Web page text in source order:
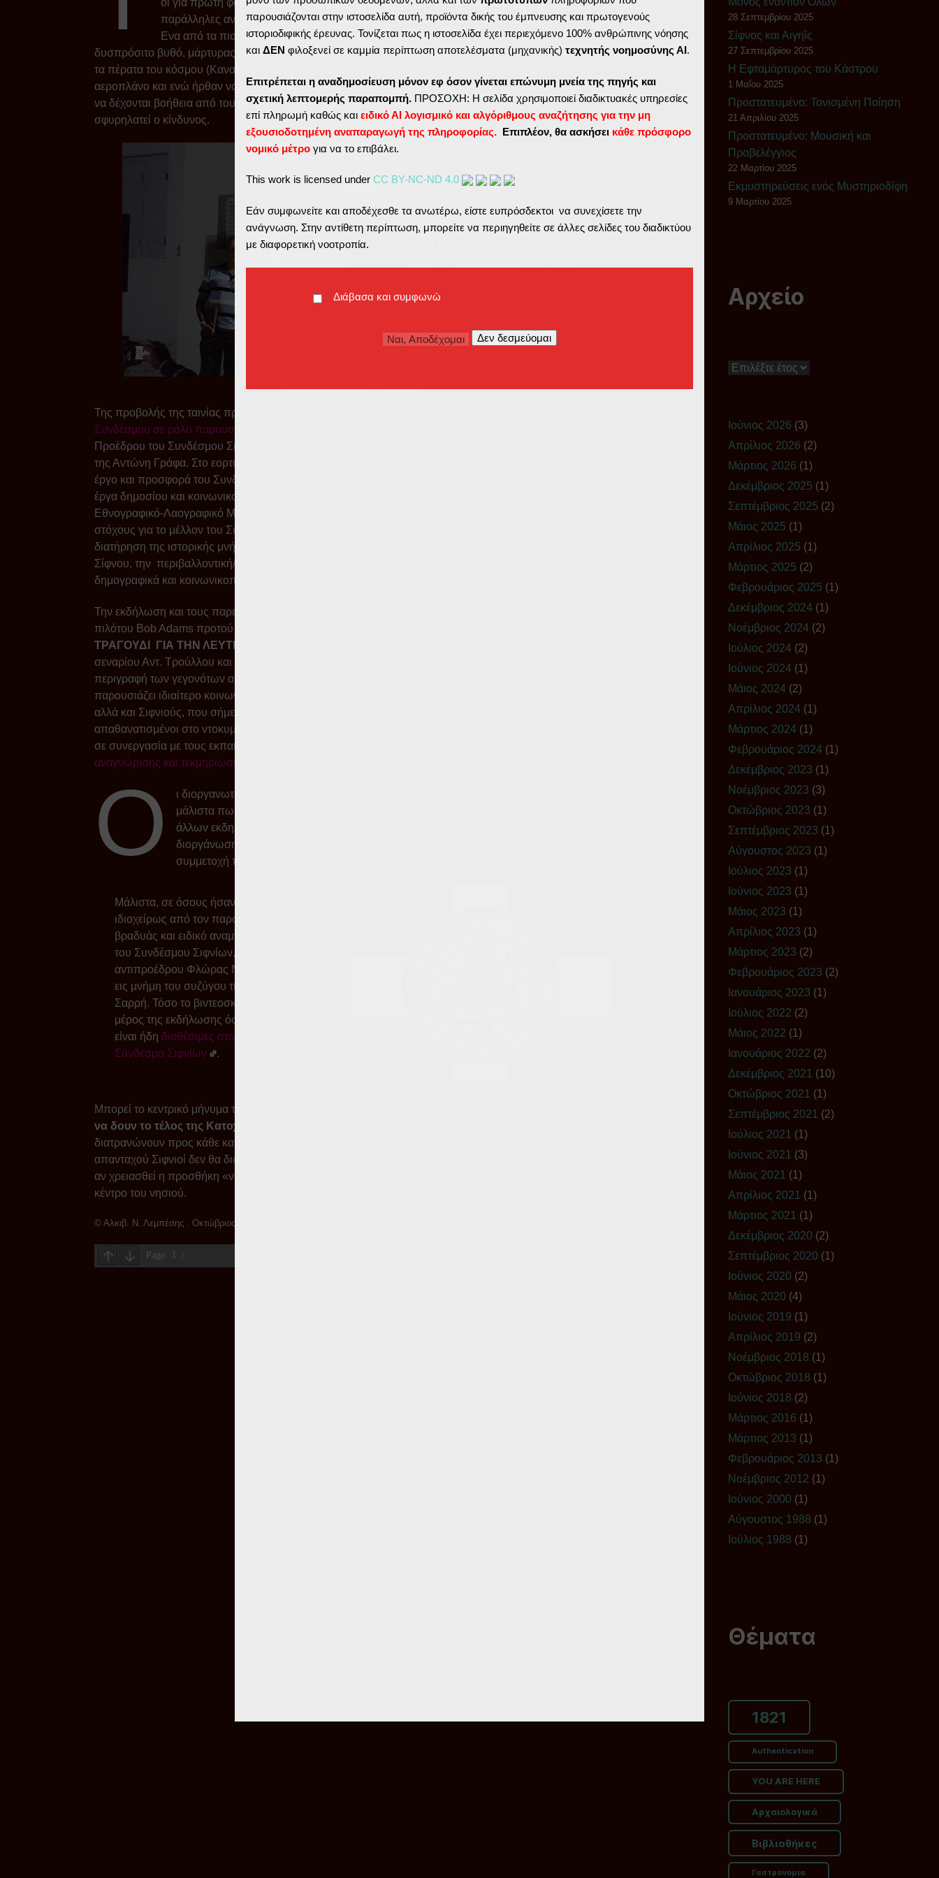
παράλληλες ανθρώπινες ιστορίες που συνεχίζονται μέχρι σήμερα ήσαν συγκλονιστικές.
Ενα από τα πιο καλοδιατηρημένα ναυάγια αεροπλάνου σε έναν ήρεμο αμμώδη αλλά
δυσπρόσιτο βυθό, μάρτυρας γεγονότων μιας άλλης εποχής. Και με επίκεντρο την Σίφνο, άνθρωποι από
τα πέρατα του κόσμου (Καναδάς, Βρεταννία, Αυστραλία) που ο πόλεμος τους έφερε πλήρωμα στο ίδιο
αεροπλάνο και ενώ ήρθαν να βοηθήσουν κάποιους μέχρι τότε αγνώστους σε αυτούς, βρέθηκαν οι ίδιοι
να δέχονται βοήθεια από τους «αγνώστους» και που έτσι πια γνωρίστηκαν με σχέσεις ζωής που
σφυρηλατεί ο κίνδυνος.
Άλκης Λεμπέσης & Αντ. Γ. Ζαμπέλης
Της προβολής της ταινίας προηγήθηκε σύντομο καλωσόρισμα από τον
Συνδέσμου σε ρόλο παρουσιαστή,
Προέδρου του Συνδέσμου Σιφνίων κ. Αντωνίου Ζαμπέλη και παρουσίαση της ταινίας από τον δημιουργό
της Αντώνη Γράφα. Στο εορταστικό μήνυμά του, ο Πρόεδρος του Συνδέσμου αναφέρθηκε στο γενικώτερο
έργο και προσφορά του Συνδέσμου Σιφνίων μέσα στο πέρασμα των 125 ετών απαριθμώντας πλείστα
έργα δημοσίου και κοινωνικού ενδιαφέροντος, μνημεία σαν το Πανσίφνιον Ηρώον, εκδόσεις, το
Εθνογραφικό-Λαογραφικό Μουσείο, το Αθλητικό Κέντρο κ.α. Ταυτόχρονα έθεσε και τους βασικούς
στόχους για το μέλλον του Συνδέσμου μέσα από την υιοθετημένη «Διακήρυξή» του που αφορούν την
διατήρηση της ιστορικής μνήμης, την ανάδειξη του αρχαιολογικού και πολιτιστικού αποτυπώματος της
Σίφνου, την περιβαλλοντική/οικιστική προστασία αλλά και κοινωνικές παρεμβάσεις μέσα σε ένα
δημογραφικά και κοινωνικοπολιτικά γοργά εξελισσόμενο τοπικό σύστημα.
Την εκδήλωση και τους παρευρισκόμενους χαιρέτησε με βιντεοσκοπημένο μήνυμα η κόρη του Καναδού
πιλότου Bob Adams προτού ακολουθήσει και η προβολή της ασπρόμαυρης ταινίας μικρού μήκους
ΤΡΑΓΟΥΔΙ ΓΙΑ ΤΗΝ ΛΕΥΤΕΡΙΑ
σεναρίου Αντ. Τρούλλου και υποτιτλισμό στα Ελληνικά από τον Σύνδεσμο Σιφνίων. Πέρα από την
περιγραφή των γεγονότων από τους ίδιους τους ήρωες του τότε, η αρχειακή ταινία αυτή σήμερα
παρουσιάζει ιδιαίτερο κοινωνικό ενδιαφέρον δεδομένου ότι αποτυπώνει όχι μόνον την Σίφνο του 1966
αλλά και Σιφνιούς, που σήμερα μπορεί να μην βρίσκονται πλέον εν ζωή, παραμένουν όμως
απαθανατισμένοι στο ντοκυμαντέρ. Με βάση μάλιστα την ταινία αυτή ο Σύνδεσμος Σιφνίων ήδη υλοποιεί
σε συνεργασία με τους εκπαιδευτικούς του νησιού
αναγνώρισης και τεκμηρίωσης των Σιφνιών της εποχής εκείνης.
Ο
ι διοργανωτές εκτιμούν πως η εκδήλωση στέφθηκε με πλήρη επιτυχία δεδομένου
μάλιστα πως αναγκάστηκαν από τις υγειονομικές περιστάσεις να ματαιώσουν σειρά
άλλων εκδηλώσεων που είχαν προγραμματιστεί για το καλοκαίρι. Η άρτια εθελοντική
διοργάνωση και τεχνική υποστήριξη από τα μέλη του Συνδέσμου αλλά και η μεγάλη
συμμετοχή των παρευρισκομένων επιβεβαιώνει την αίσθηση αυτή.
Μάλιστα, σε όσους ήσαν εκεί προσφέρθηκε
ιδιοχείρως από τον παρουσιαστή της
βραδυάς και ειδικό αναμνηστικό σημαιάκι
του Συνδέσμου Σιφνίων, προσφορά της
αντιπροέδρου Φλώρας Νερούτσου-Σαρρή
εις μνήμη του συζύγου της καθ. Νεοκλή
Σαρρή. Τόσο το βιντεοσκοπημένο πρώτο
μέρος της εκδήλωσης όσο και οι ταινίες
είναι ήδη διαθέσιμες στο διαδίκτυο από τον
Σύνδεσμο Σιφνίων
.
Μπορεί το κεντρικό μήνυμα της επετειακής εκδήλωσης να παραμένει πως
να δουν το τέλος της Κατοχής
διατρανώνουν προς κάθε κατεύθυνση επιβουλής πως σε περίπτωση μελλοντικών κινδύνων οι
απανταχού Σιφνιοί δεν θα διστάσουν να επαναλάβουν το παράδειγμα των προπατόρων τους, ακόμη και
αν χρειασθεί η προσθήκη «νέου» Ηρώου, ελλείψει χώρου στο ήδη ιστορικό μνημείο που κοσμεί το
κέντρο του νησιού.
© Αλκιβ. Ν. Λεμπέσης . Οκτώβριος 2020
28 Σεπτεμβρίου 2025
Σίφνος και Αιγηΐς
27 Σεπτεμβρίου 2025
Η Εφταμάρτυρος του Κάστρου
1 Μαΐου 2025
Πρoστατευμένο: Τονισμένη Ποίηση
21 Απριλίου 2025
Πρoστατευμένο: Μουσική και
Προβελέγγιος
22 Μαρτίου 2025
Εκμυστηρεύσεις ενός Μυστηριοδίφη
9 Μαρτίου 2025
Αρχείο
Ιστορικό
Ιούνιος 2026 (3)
Απρίλιος 2026 (2)
Μάρτιος 2026 (1)
Δεκέμβριος 2025 (1)
Σεπτέμβριος 2025 (2)
Μάιος 2025 (1)
Απρίλιος 2025 (1)
Μάρτιος 2025 (2)
Φεβρουάριος 2025 (1)
Δεκέμβριος 2024 (1)
Νοέμβριος 2024 (2)
Ιούλιος 2024 (2)
Ιούνιος 2024 (1)
Μάιος 2024 (2)
Απρίλιος 2024 (1)
Μάρτιος 2024 (1)
Φεβρουάριος 2024 (1)
Δεκέμβριος 2023 (1)
Νοέμβριος 2023 (3)
Οκτώβριος 2023 (1)
Σεπτέμβριος 2023 (1)
Αύγουστος 2023 (1)
Ιούλιος 2023 (1)
Ιούνιος 2023 (1)
Μάιος 2023 (1)
Απρίλιος 2023 (1)
Μάρτιος 2023 (2)
Φεβρουάριος 2023 (2)
Ιανουάριος 2023 (1)
Ιούλιος 2022 (2)
Μάιος 2022 (1)
Ιανουάριος 2022 (2)
Δεκέμβριος 2021 (10)
Οκτώβριος 2021 (1)
Σεπτέμβριος 2021 (2)
Ιούλιος 2021 (1)
Ιούνιος 2021 (3)
Μάιος 2021 (1)
Απρίλιος 2021 (1)
Μάρτιος 2021 (1)
Δεκέμβριος 2020 (2)
Σεπτέμβριος 2020 (1)
Ιούνιος 2020 (2)
Μάιος 2020 (4)
Ιούνιος 2019 (1)
Απρίλιος 2019 (2)
Νοέμβριος 2018 (1)
Οκτώβριος 2018 (1)
Ιούνιος 2018 (2)
Μάρτιος 2016 (1)
Μάρτιος 2013 (1)
Φεβρουάριος 2013 (1)
Νοέμβριος 2012 (1)
Ιούνιος 2000 (1)
Αύγουστος 1988 (1)
Ιούλιος 1988 (1)
Θέματα
1821
Authentication
YOU ARE HERE
Αρχαιολογικά
Βιβλιοθήκες
Γαστρονομία
παρουσιάζονται στην ιστοσελίδα αυτή, προϊόντα δικής του έμπνευσης και πρωτογενούς
ιστοριοδιφικής έρευνας. Τονίζεται πως η ιστοσελίδα έχει περιεχόμενο 100% ανθρώπινης νόησης
και ΔΕΝ φιλοξενεί σε καμμία περίπτωση αποτελέσματα (μηχανικής) τεχνητής νοημοσύνης ΑΙ.
Επιτρέπεται η αναδημοσίευση μόνον εφ όσον γίνεται επώνυμη μνεία της πηγής και
σχετική λεπτομερής παραπομπή. ΠΡΟΣΟΧΗ: Η σελίδα χρησιμοποιεί διαδικτυακές υπηρεσίες
επί πληρωμή καθώς και ειδικό ΑΙ λογισμικό και αλγόριθμους αναζήτησης για την μη
εξουσιοδοτημένη αναπαραγωγή της πληροφορίας. Επιπλέον, θα ασκήσει κάθε πρόσφορο
νομικό μέτρο για να το επιβάλει.
This work is licensed under CC BY-NC-ND 4.0
Εάν συμφωνείτε και αποδέχεσθε τα ανωτέρω, είστε ευπρόσδεκτοι να συνεχίσετε την
ανάγνωση. Στην αντίθετη περίπτωση, μπορείτε να περιηγηθείτε σε άλλες σελίδες του διαδικτύου
με διαφορετική νοοτροπία.
Διάβασα και συμφωνώ